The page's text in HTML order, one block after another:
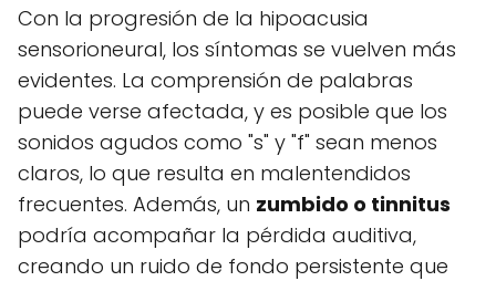
Con la progresión de la hipoacusia
sensorioneural, los síntomas se vuelven más
evidentes. La comprensión de palabras
puede verse afectada, y es posible que los
sonidos agudos como "s" y "f" sean menos
claros, lo que resulta en malentendidos
frecuentes. Además, un zumbido o tinnitus
podría acompañar la pérdida auditiva,
creando un ruido de fondo persistente que